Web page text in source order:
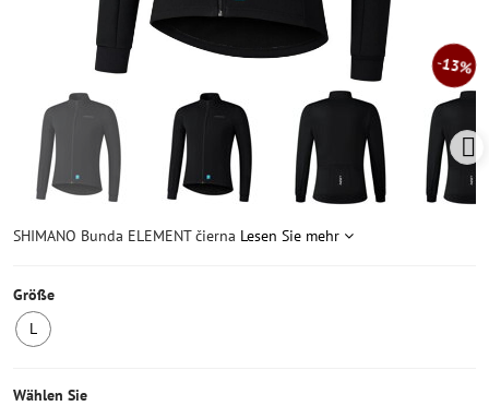
13%
SHIMANO Bunda ELEMENT čierna Lesen Sie mehr
Größe
L
Wählen Sie